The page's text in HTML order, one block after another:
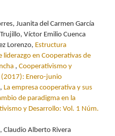
Juanita del Carmen García
Víctor Emilio Cuenca
Lorenzo, Estructura
liderazgo en Cooperativas de
, Cooperativismo y
(2017): Enero-junio
La empresa cooperativa y sus
de paradigma en la
y Desarrollo: Vol. 1 Núm.
Claudio Alberto Rivera